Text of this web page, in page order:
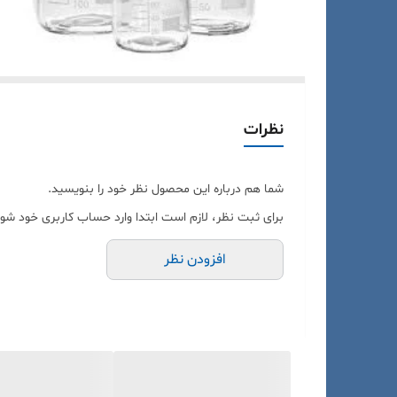
نظرات
شما هم درباره این محصول نظر خود را بنویسید.
برای ثبت نظر، لازم است ابتدا وارد حساب کاربری خود
افزودن نظر